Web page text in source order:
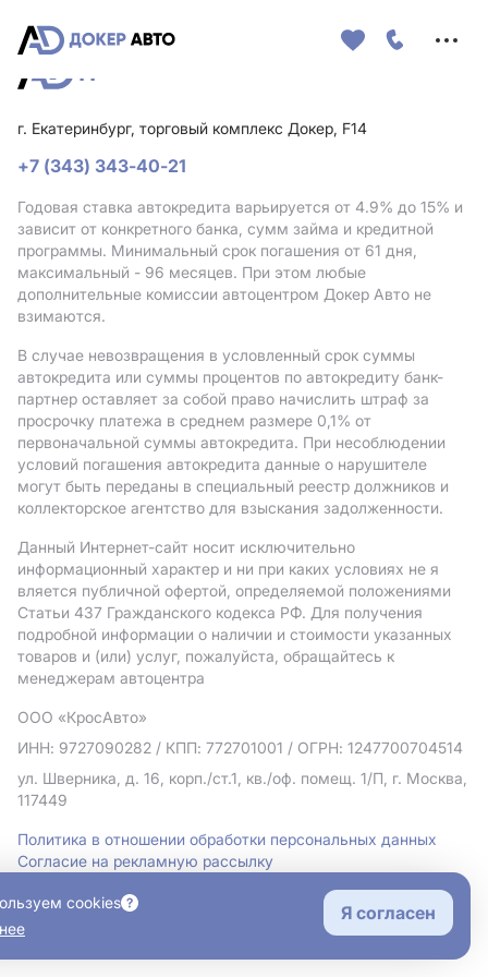
г. Екатеринбург, торговый комплекс Докер, F14
+7 (343) 343-40-21
Годовая ставка автокредита варьируется от 4.9% до 15% и
зависит от конкретного банка, сумм займа и кредитной
программы. Минимальный срок погашения от 61 дня,
максимальный - 96 месяцев. При этом любые
дополнительные комиссии автоцентром Докер Авто не
взимаются.
В случае невозвращения в условленный срок суммы
автокредита или суммы процентов по автокредиту банк-
партнер оставляет за собой право начислить штраф за
просрочку платежа в среднем размере 0,1% от
первоначальной суммы автокредита. При несоблюдении
условий погашения автокредита данные о нарушителе
могут быть переданы в специальный реестр должников и
коллекторское агентство для взыскания задолженности.
Данный Интернет-сайт носит исключительно
информационный характер и ни при каких условиях не я
вляется публичной офертой, определяемой положениями
Статьи 437 Гражданского кодекса РФ. Для получения
подробной информации о наличии и стоимости указанных
товаров и (или) услуг, пожалуйста, обращайтесь к
менеджерам автоцентра
ООО «КросАвто»
ИНН: 9727090282 / КПП: 772701001 / ОГРН: 1247700704514
ул. Шверника, д. 16, корп./ст.1, кв./оф. помещ. 1/П, г. Москва,
117449
Политика в отношении обработки персональных данных
Согласие на рекламную рассылку
cookies
Я согласен